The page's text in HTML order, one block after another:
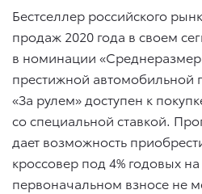
Бестселлер российского
продаж 2020 года в своем
в номинации
престижной автомобильной
«За рулем» доступен к
со специальной ставкой.
дает возможность
кроссовер под 4% годовых
первоначальном взносе не